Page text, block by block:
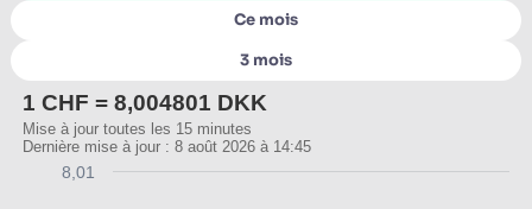
Ce mois
3 mois
1 CHF = 8,004801 DKK
Mise à jour toutes les 15 minutes
Dernière mise à jour : 8 août 2026 à 14:45
8,01